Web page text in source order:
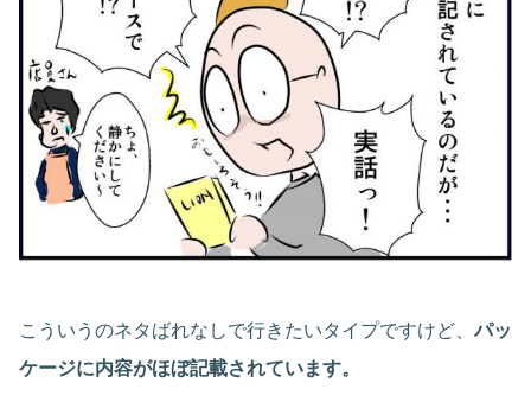
こういうのネタばれなしで行きたいタイプですけど、パッ
ケージに内容がほぼ記載されています。